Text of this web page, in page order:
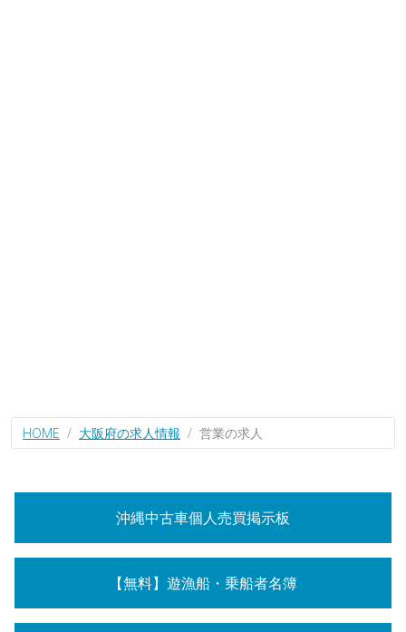
HOME 大阪府の求人情報 営業の求人
沖縄中古車個人売買掲示板
【無料】遊漁船・乗船者名簿